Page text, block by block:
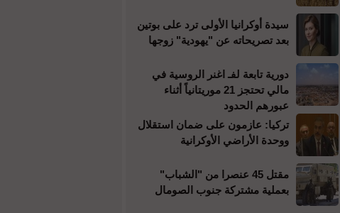
سيدة أوكرانيا الأولى ترد على بوتين
بعد تصريحاته عن "يهودية" زوجها
دورية تابعة لفـ اغنر الروسية في
مالي تحتجز 21 موريتانياً أثناء
عبورهم الحدود
تركيا: عازمون على ضمان استقلال
ووحدة الأراضي الأوكرانية
مقتل 45 عنصرا من "الشباب"
بعملية مشتركة جنوب الصومال